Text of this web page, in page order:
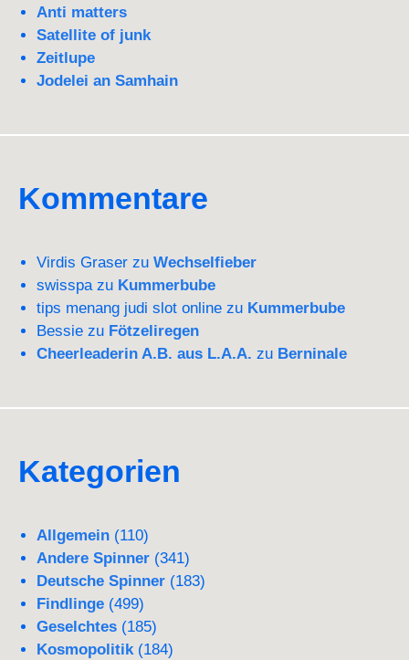
Anti matters
Satellite of junk
Zeitlupe
Jodelei an Samhain
Kommentare
Virdis Graser zu Wechselfieber
swisspazu Kummerbube
tips menang judi slot online zu Kummerbube
Bessie zu Fötzeliregen
Cheerleaderin A.B. aus L.A.A. zu Berninale
Kategorien
Allgemein (110)
Andere Spinner (341)
Deutsche Spinner (183)
Findlinge (499)
Geselchtes (185)
Kosmopolitik(184)